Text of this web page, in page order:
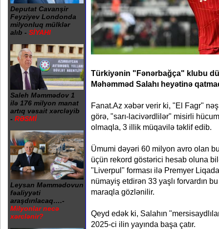
Deputat Cavanşir
Feyziyev Londonda
milyonluq mülklər
alıb - SİYAHI
Saleh Məmmədov 1
ilə 176 milyon manat
artıq vəsait xərcləyib
- RƏSMİ
Leysan Məmmədovun
fəaliyyəti
araşdırılacaq….-
Milyonlar necə
xərclənir?
Türkiyənin "Fənərbağça" klubu
Məhəmməd Salahı heyətinə
Fanat.Az xəbər verir ki, "El Fagr"
görə, "sarı-lacivərdlilər" misirli
olmaqla, 3 illik müqavilə təklif edib.
Ümumi dəyəri 60 milyon avro olan
üçün rekord göstərici hesab oluna
"Liverpul" forması ilə Premyer
nümayiş etdirən 33 yaşlı forvardın
maraqla gözlənilir.
Qeyd edək ki, Salahın
2025-ci ilin yayında başa çatır.